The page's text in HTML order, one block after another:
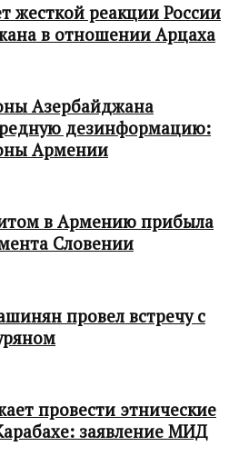
жесткой реакции России
в отношении Арцаха
Азербайджана
дезинформацию:
Армении
в Армению прибыла
Словении
провел встречу с
провести этнические
заявление МИД